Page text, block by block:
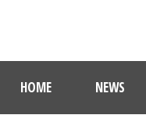
HOME NEWS